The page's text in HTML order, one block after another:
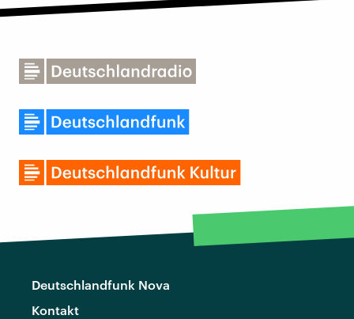
Deutschlandfunk Nova
Kontakt